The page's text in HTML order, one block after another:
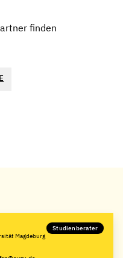
finden
Magdeburg
Studienberater